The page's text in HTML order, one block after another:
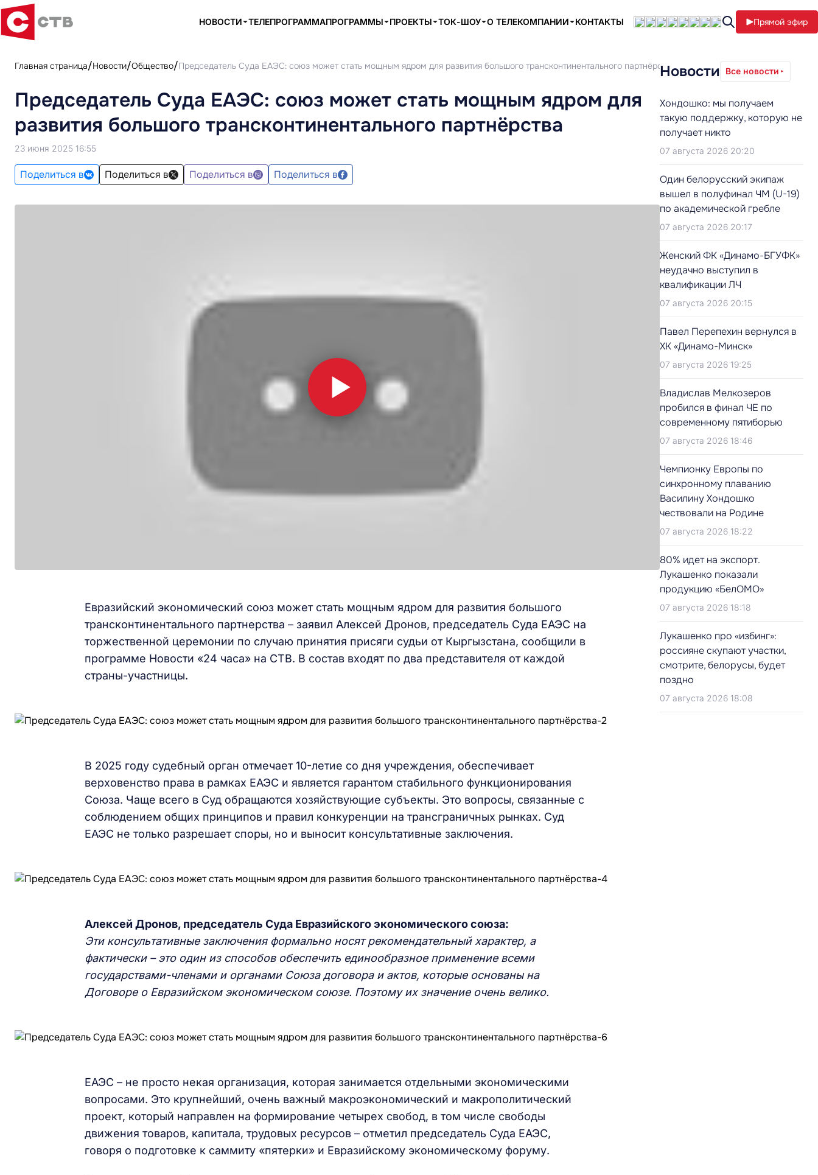
НОВОСТИ ТЕЛЕПРОГРАММАПРОГРАММЫ ПРОЕКТЫ ТОК-ШОУ О ТЕЛЕКОМПАНИИ КОНТАКТЫ Прямой эфир
Главная страница Новости Общество Председатель Суда ЕАЭС: союз может стать мощным ядром для развития большого трансконтинентального партнёрства
Председатель Суда ЕАЭС: союз может стать мощным ядром для
развития большого трансконтинентального партнёрства
23 июня 2025 16:55
Поделиться в Поделиться в Поделиться в Поделиться в
Евразийский экономический союз может стать мощным ядром для развития большого
трансконтинентального партнерства – заявил Алексей Дронов, председатель Суда ЕАЭС на
торжественной церемонии по случаю принятия присяги судьи от Кыргызстана, сообщили в
программе Новости «24 часа» на СТВ. В состав входят по два представителя от каждой
страны-участницы.
В 2025 году судебный орган отмечает 10-летие со дня учреждения, обеспечивает
верховенство права в рамках ЕАЭС и является гарантом стабильного функционирования
Союза. Чаще всего в Суд обращаются хозяйствующие субъекты. Это вопросы, связанные с
соблюдением общих принципов и правил конкуренции на трансграничных рынках. Суд
ЕАЭС не только разрешает споры, но и выносит консультативные заключения.
Алексей Дронов, председатель Суда Евразийского экономического союза:
Эти консультативные заключения формально носят рекомендательный характер, а
фактически – это один из способов обеспечить единообразное применение всеми
государствами-членами и органами Союза договора и актов, которые основаны на
Договоре о Евразийском экономическом союзе. Поэтому их значение очень велико.
ЕАЭС – не просто некая организация, которая занимается отдельными экономическими
вопросами. Это крупнейший, очень важный макроэкономический и макрополитический
проект, который направлен на формирование четырех свобод, в том числе свободы
движения товаров, капитала, трудовых ресурсов – отметил председатель Суда ЕАЭС,
говоря о подготовке к саммиту «пятерки» и Евразийскому экономическому форуму.
Новости Все новости
Хондошко: мы получаем
такую поддержку, которую не
получает никто
07 августа 2026 20:20
Один белорусский экипаж
вышел в полуфинал ЧМ (U-19)
по академической гребле
07 августа 2026 20:17
Женский ФК «Динамо-БГУФК»
неудачно выступил в
квалификации ЛЧ
07 августа 2026 20:15
Павел Перепехин вернулся в
ХК «Динамо-Минск»
07 августа 2026 19:25
Владислав Мелкозеров
пробился в финал ЧЕ по
современному пятиборью
07 августа 2026 18:46
Чемпионку Европы по
синхронному плаванию
Василину Хондошко
чествовали на Родине
07 августа 2026 18:22
80% идет на экспорт.
Лукашенко показали
продукцию «БелОМО»
07 августа 2026 18:18
Лукашенко про «избинг»:
россияне скупают участки,
смотрите, белорусы, будет
поздно
07 августа 2026 18:08